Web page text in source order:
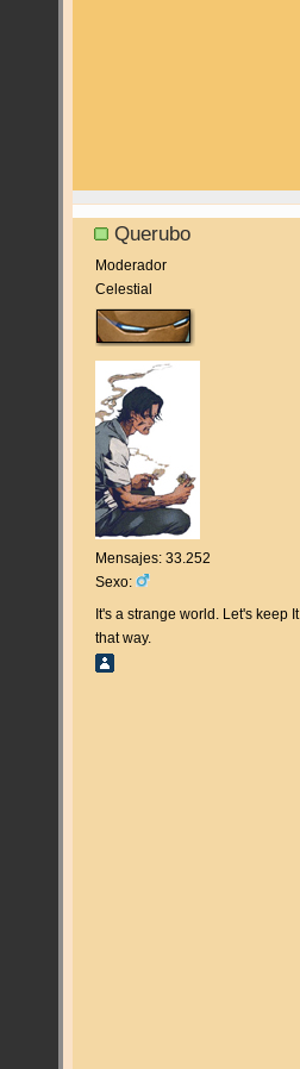
Querubo
Moderador
Celestial
Mensajes: 33.252
Sexo:
It's a strange world. Let's keep It
that way.